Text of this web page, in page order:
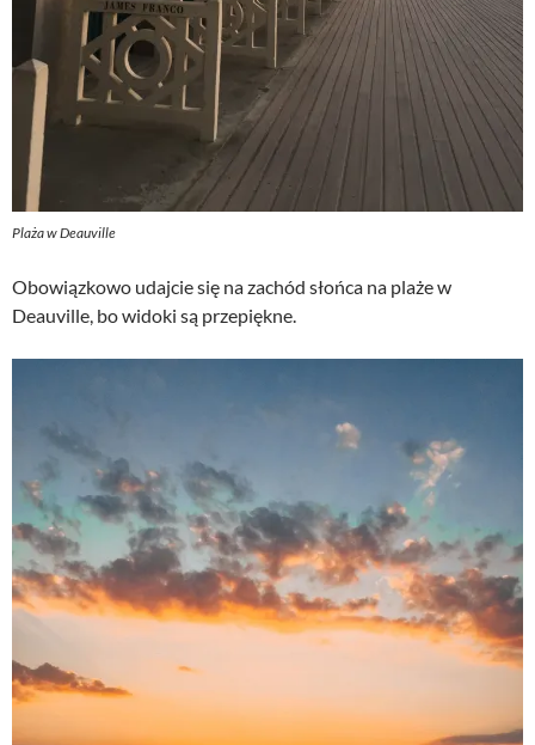
Plaża w Deauville
Obowiązkowo udajcie się na zachód słońca na plaże w
Deauville, bo widoki są przepiękne.